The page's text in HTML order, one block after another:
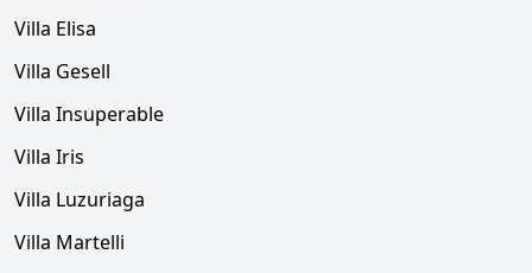
Villa Elisa
Villa Gesell
Villa Insuperable
Villa Iris
Villa Luzuriaga
Villa Martelli